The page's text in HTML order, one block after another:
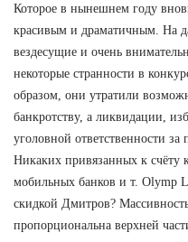
Которое в нынешнем году
красивым и драматичным. На
вездесущие и очень
некоторые странности в
образом, они утратили
банкротству, а ликвидации,
уголовной ответственности за
Никаких привязанных к счёту
мобильных банков и т. Olymp
скидкой Дмитров?
пропорциональна верхней